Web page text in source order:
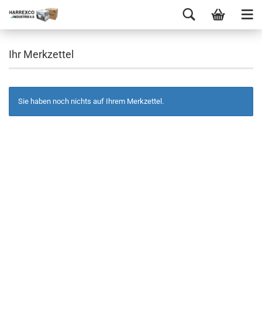
Ihr Merkzettel
Sie haben noch nichts auf Ihrem Merkzettel.